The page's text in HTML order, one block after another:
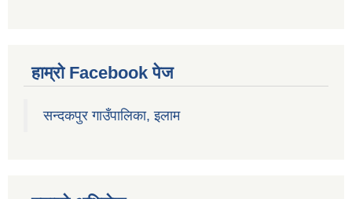
हाम्रो Facebook पेज
सन्दकपुर गाउँपालिका, इलाम